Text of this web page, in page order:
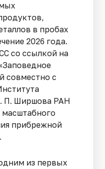
в пробах
2026 года.
со ссылкой на
совместно с
П. Ширшова РАН
масштабного
прибрежной
из первых